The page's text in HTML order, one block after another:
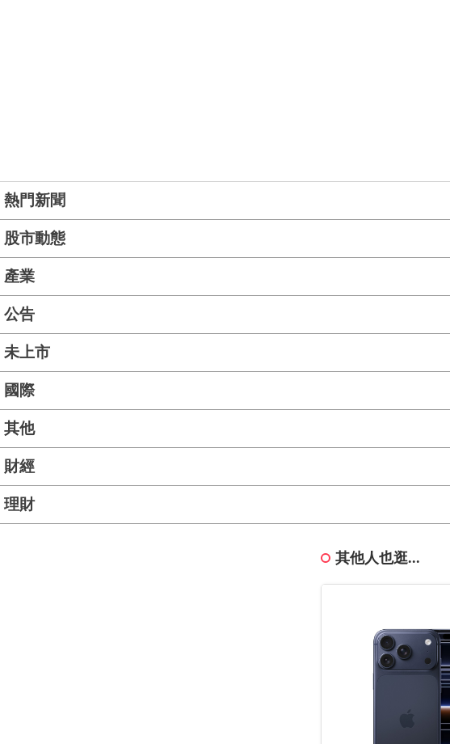
熱門新聞
股市動態
產業
公告
未上市
國際
其他
財經
理財
其他人也逛...